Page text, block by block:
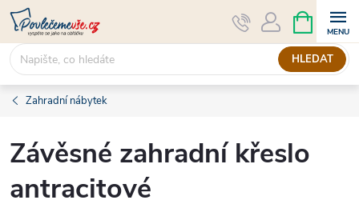
Přejít
obsah
HLEDAT
NÁKUPNÍ
KOŠÍK
Zahradní nábytek
Závěsné zahradní křeslo
antracitové